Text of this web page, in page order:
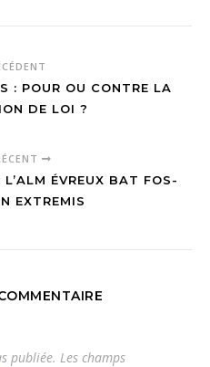
: POUR OU CONTRE LA
DE LOI ?
ÉVREUX BAT FOS-
EXTREMIS
publiée. Les champs